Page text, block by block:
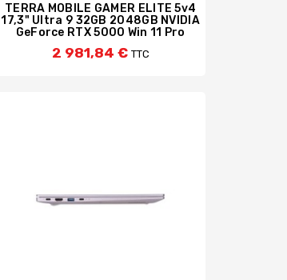
TERRA MOBILE GAMER ELITE 5v4
17,3" Ultra 9 32GB 2048GB NVIDIA
GeForce RTX 5000 Win 11 Pro
2 981,84 € TTC